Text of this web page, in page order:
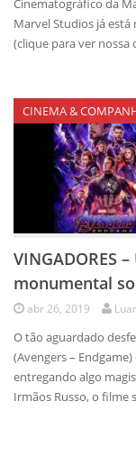
Cinematográfico da
Marvel Studios já está
(clique para ver nossa
CINEMA &
VINGADORES
monumental
abr 26, 2019
O tão aguardado
(Avengers –
entregando algo
Irmãos Russo, o filme